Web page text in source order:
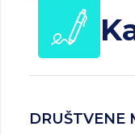
DRUŠTVENE